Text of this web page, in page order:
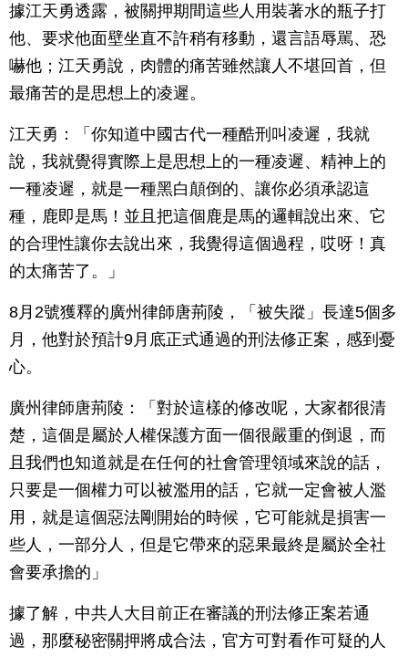
據江天勇透露，被關押期間這些人用裝著水的瓶子打
他、要求他面壁坐直不許稍有移動，還言語辱駡、恐
嚇他；江天勇說，肉體的痛苦雖然讓人不堪回首，但
最痛苦的是思想上的凌遲。
江天勇：「你知道中國古代一種酷刑叫凌遲，我就
說，我就覺得實際上是思想上的一種凌遲、精神上的
一種凌遲，就是一種黑白顛倒的、讓你必須承認這
種，鹿即是馬！並且把這個鹿是馬的邏輯說出來、它
的合理性讓你去說出來，我覺得這個過程，哎呀！真
的太痛苦了。」
8月2號獲釋的廣州律師唐荊陵，「被失蹤」長達5個多
月，他對於預計9月底正式通過的刑法修正案，感到憂
心。
廣州律師唐荊陵：「對於這樣的修改呢，大家都很清
楚，這個是屬於人權保護方面一個很嚴重的倒退，而
且我們也知道就是在任何的社會管理領域來說的話，
只要是一個權力可以被濫用的話，它就一定會被人濫
用，就是這個惡法剛開始的時候，它可能就是損害一
些人，一部分人，但是它帶來的惡果最終是屬於全社
會要承擔的」
據了解，中共人大目前正在審議的刑法修正案若通
過，那麼秘密關押將成合法，官方可對看作可疑的人